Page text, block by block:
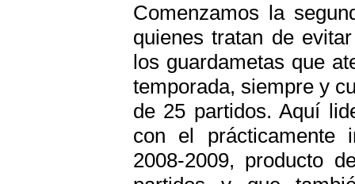
Comenzamos la
quienes tratan de
los guardametas que
temporada, siempre y
de 25 partidos. Aquí
con el prácticamente
2008-2009, producto